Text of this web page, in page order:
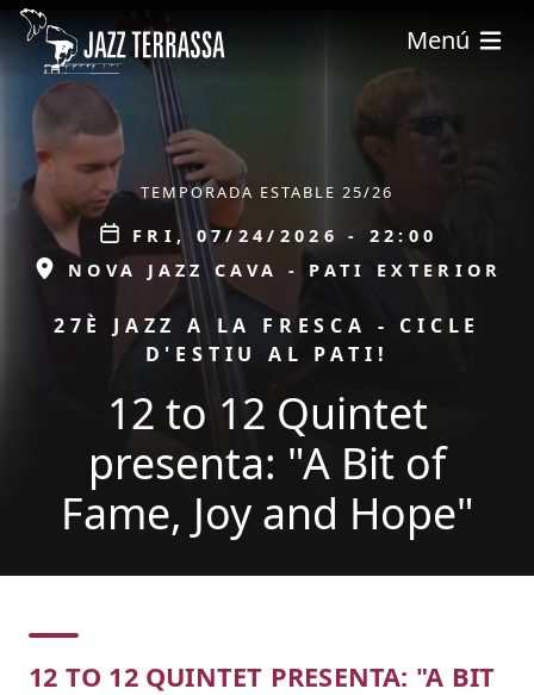
Skip to main content
Menú
ÀMBIT TEMPORADA ESTABLE 25/26
Data
FRI, 07/24/2026 - 22:00
ESPAI
NOVA JAZZ CAVA - PATI EXTERIOR
PROMOCIÓ
27È JAZZ A LA FRESCA - CICLE
D'ESTIU AL PATI!
12 to 12 Quintet
presenta: "A Bit of
Fame, Joy and Hope"
tickets
Concert
12 TO 12 QUINTET PRESENTA: "A BIT